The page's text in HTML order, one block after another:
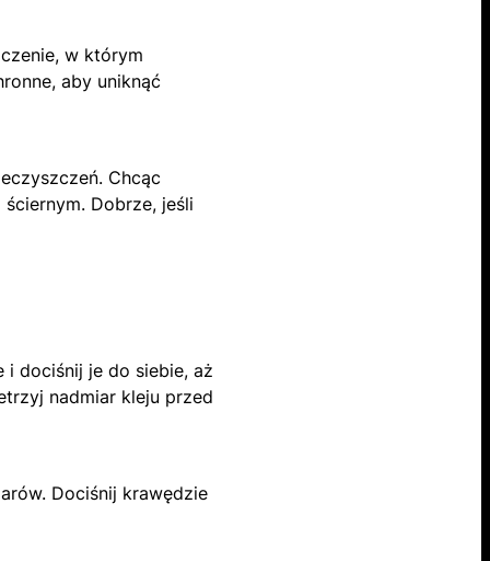
w którym
aby uniknąć
Chcąc
Dobrze, jeśli
dociśnij je do siebie, aż
nadmiar kleju przed
Dociśnij krawędzie